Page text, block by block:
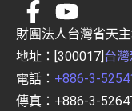
財團法人台灣省天
地址：[300017]台
電話： +886-3-
傳真：+886-3-